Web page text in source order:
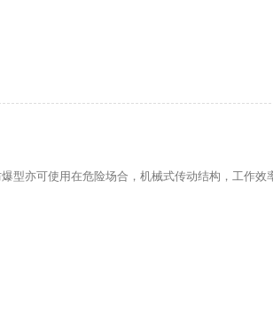
型亦可使用在危险场合，机械式传动结构，工作效